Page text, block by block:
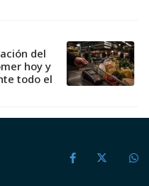
del
hoy y
todo el